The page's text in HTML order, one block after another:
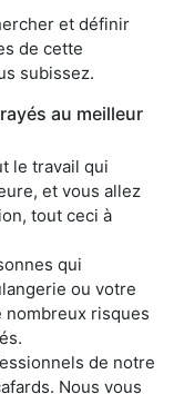
et définir
de cette
subissez.
au meilleur
le travail qui
et vous allez
tout ceci à
qui
ou votre
nombreux risques
de notre
Nous vous